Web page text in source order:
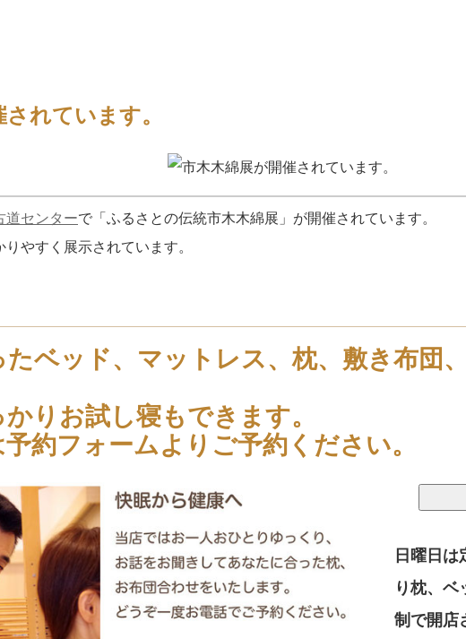
れています。
道センターで「ふるさとの伝統市木木綿展」が開催されています。
やすく展示されています。
ベッド、マットレス、枕、敷き布団
りお試し寝もできます。
約フォームよりご予約ください。
日曜日は
り枕、ベ
制で開店